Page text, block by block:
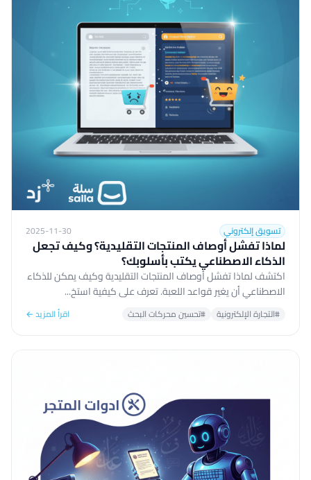
تسويق إلكتروني 2025-11-30
لماذا تفشل أوصاف المنتجات التقليدية؟ وكيف تجعل
الذكاء الاصطناعي يكتب بأسلوبك؟
اكتشف لماذا تفشل أوصاف المنتجات التقليدية وكيف يمكن للذكاء
الاصطناعي أن يغير قواعد اللعبة. تعرف على كيفية استخ...
#التجارة الإلكترونية #تحسين محركات البحث اقرأ المزيد ←